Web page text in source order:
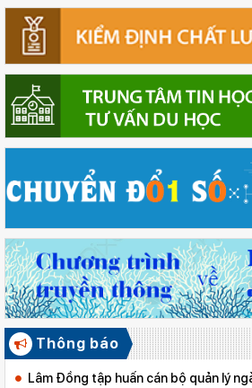
Thông báo
Lâm Đồng tập huấn cán bộ quản lý